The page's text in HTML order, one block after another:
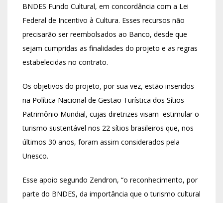
BNDES Fundo Cultural, em concordância com a Lei
Federal de Incentivo à Cultura. Esses recursos não
precisarão ser reembolsados ao Banco, desde que
sejam cumpridas as finalidades do projeto e as regras
estabelecidas no contrato.
Os objetivos do projeto, por sua vez, estão inseridos
na Política Nacional de Gestão Turística dos Sítios
Patrimônio Mundial, cujas diretrizes visam estimular o
turismo sustentável nos 22 sítios brasileiros que, nos
últimos 30 anos, foram assim considerados pela
Unesco.
Esse apoio segundo Zendron, “o reconhecimento, por
parte do BNDES, da importância que o turismo cultural